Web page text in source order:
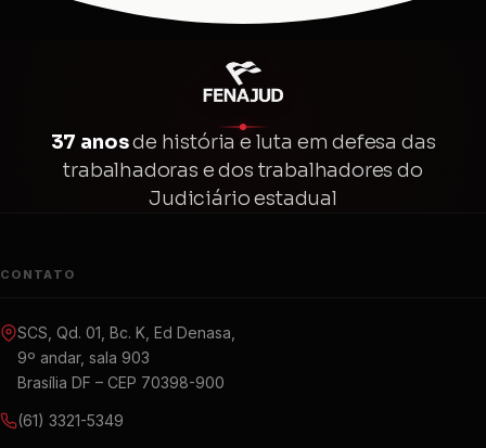
37 anosde história e luta em defesa das
trabalhadoras e dos trabalhadores do
Judiciário estadual
CONTATO
SCS, Qd. 01, Bc. K, Ed Denasa,
9º andar, sala 903
Brasília DF – CEP 70398-900
(61) 3321-5349